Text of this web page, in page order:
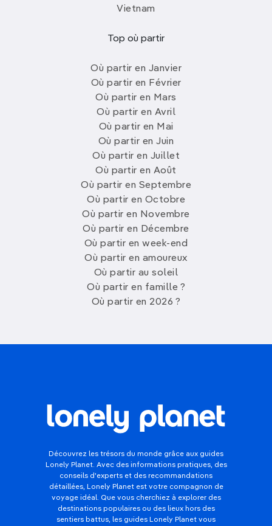
Vietnam
Top où partir
Où partir en Janvier
Où partir en Février
Où partir en Mars
Où partir en Avril
Où partir en Mai
Où partir en Juin
Où partir en Juillet
Où partir en Août
Où partir en Septembre
Où partir en Octobre
Où partir en Novembre
Où partir en Décembre
Où partir en week-end
Où partir en amoureux
Où partir au soleil
Où partir en famille ?
Où partir en 2026 ?
Découvrez les trésors du monde grâce aux guides
Lonely Planet. Avec des informations pratiques, des
conseils d'experts et des recommandations
détaillées, Lonely Planet est votre compagnon de
voyage idéal. Que vous cherchiez à explorer des
destinations populaires ou des lieux hors des
sentiers battus, les guides Lonely Planet vous